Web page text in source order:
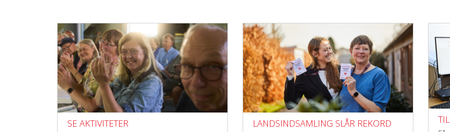
SE AKTIVITETER LANDSINDSAMLING SLÅR REKORD